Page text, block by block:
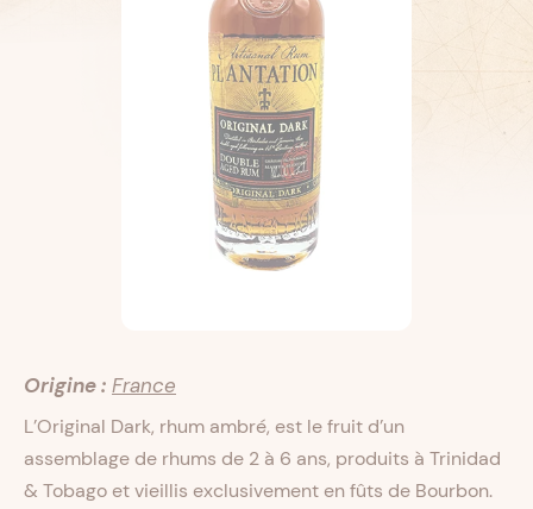
Origine : France
L’Original Dark, rhum ambré, est le fruit d’un
assemblage de rhums de 2 à 6 ans, produits à Trinidad
& Tobago et vieillis exclusivement en fûts de Bourbon.